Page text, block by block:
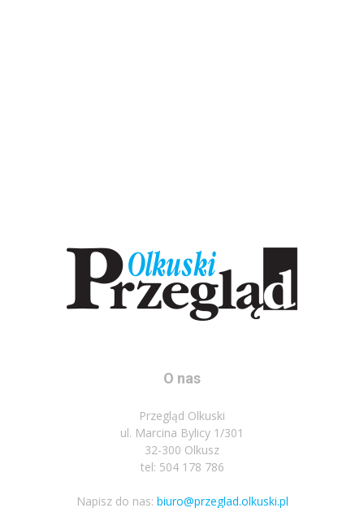
O nas
Przegląd Olkuski
ul. Marcina Bylicy 1/301
32-300 Olkusz
tel: 504 178 786
Napisz do nas: biuro@przeglad.olkuski.pl